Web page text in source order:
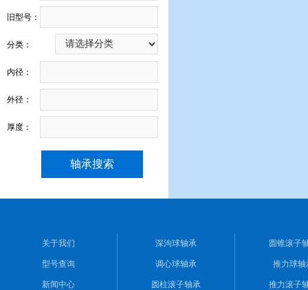
旧型号：
分类：
内径：
外径：
厚度：
关于我们
型号查询
新闻中心
深沟球轴承
调心球轴承
圆柱滚子轴承
圆锥滚子
推力球轴
推力滚子